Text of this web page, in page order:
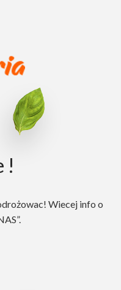
!
Wiecej info o